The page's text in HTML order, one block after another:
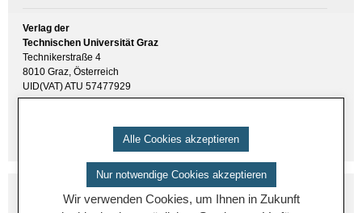
Verlag der
Technischen Universität Graz
Technikerstraße 4
8010 Graz, Österreich
UID(VAT) ATU 57477929
Alle Cookies akzeptieren
Nur notwendige Cookies akzeptieren
Wir verwenden Cookies, um Ihnen in Zukunft